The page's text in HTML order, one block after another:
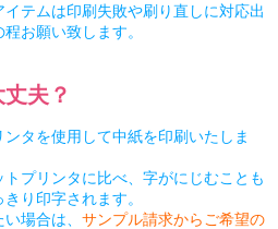
テムは印刷失敗や刷り直しに対応出
お願い致します。
夫？
タを使用して中紙を印刷いたしま
プリンタに比べ、字がにじむことも
り印字されます。
場合は、 サンプル請求からご希望の